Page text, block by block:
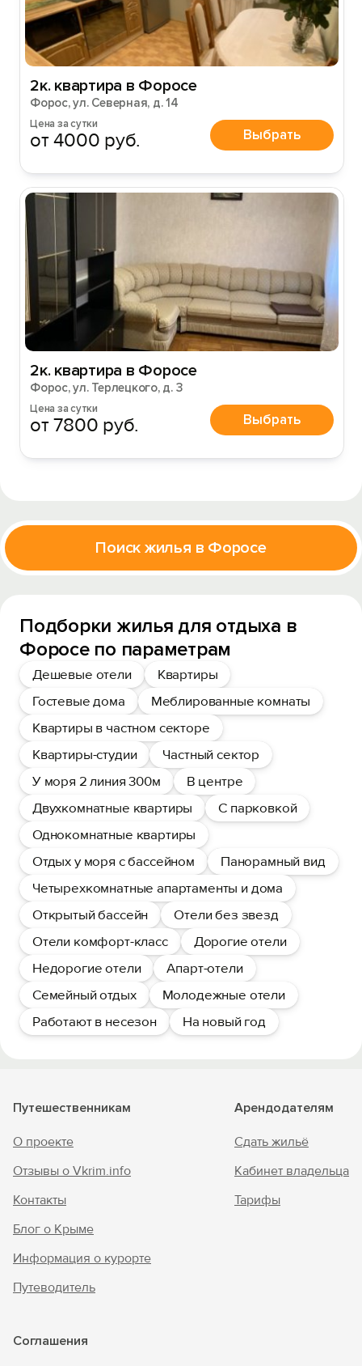
2к. квартира в Форосе
Форос, ул. Северная, д. 14
Цена за сутки
от 4000 руб. Выбрать
2к. квартира в Форосе
Форос, ул. Терлецкого, д. 3
Цена за сутки
от 7800 руб. Выбрать
Поиск жилья в Форосе
Подборки жилья для отдыха в
Форосе по параметрам
Дешевые отели
Квартиры
Гостевые дома
Меблированные комнаты
Квартиры в частном секторе
Квартиры-студии
Частный сектор
У моря 2 линия 300м
В центре
Двухкомнатные квартиры
С парковкой
Однокомнатные квартиры
Отдых у моря с бассейном
Панорамный вид
Четырехкомнатные апартаменты и дома
Открытый бассейн
Отели без звезд
Отели комфорт-класс
Дорогие отели
Недорогие отели
Апарт-отели
Семейный отдых
Молодежные отели
Работают в несезон
На новый год
Путешественникам
О проекте
Отзывы о Vkrim.info
Контакты
Блог о Крыме
Информация о курорте
Путеводитель
Арендодателям
Сдать жильё
Кабинет владельца
Тарифы
Соглашения